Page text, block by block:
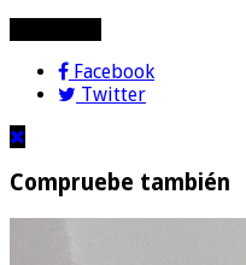
Facebook
Twitter
Compruebe también